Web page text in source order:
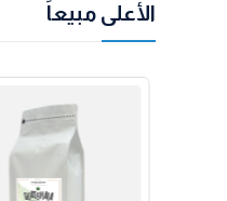
الأعلى مبيعاً